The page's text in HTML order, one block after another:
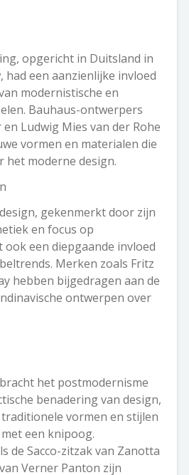
opgericht in Duitsland in
had een aanzienlijke invloed
modernistische en
Bauhaus-ontwerpers
Ludwig Mies van der Rohe
vormen en materialen die
het moderne design.
gekenmerkt door zijn
en focus op
een diepgaande invloed
Merken zoals Fritz
hebben bijgedragen aan de
ontwerpen over
het postmodernisme
benadering van design,
vormen en stijlen
een knipoog.
de Sacco-zitzak van Zanotta
Verner Panton zijn